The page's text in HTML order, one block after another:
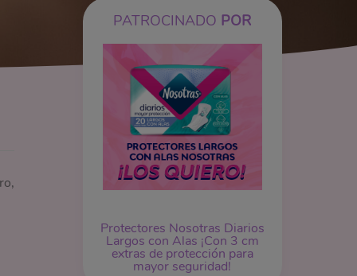
PATROCINADO POR
Protectores Nosotras Diarios
Largos con Alas ¡Con 3 cm
extras de protección para
mayor seguridad!